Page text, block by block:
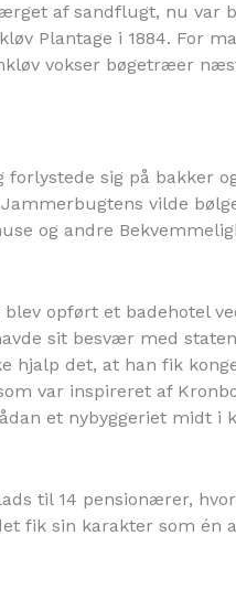
af sandflugt, nu var
Plantage i 1884. For
vokser bøgetræer
sig på bakker
vilde
og andre
opført et badehotel
sit besvær med
hjalp det, at han fik
var inspireret af
et nybyggeriet midt
til 14 pensionærer,
fik sin karakter som én